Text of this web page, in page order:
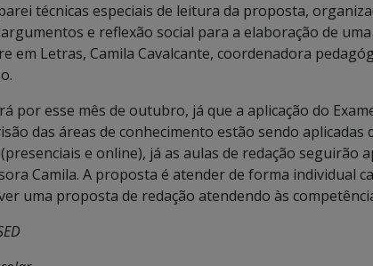
técnicas especiais de leitura da proposta,
e reflexão social para a elaboração de
em Letras, Camila Cavalcante, coordenadora
por esse mês de outubro, já que a aplicação do
das áreas de conhecimento estão sendo aplicadas
e online), já as aulas de redação seguirão
Camila. A proposta é atender de forma individual
uma proposta de redação atendendo às